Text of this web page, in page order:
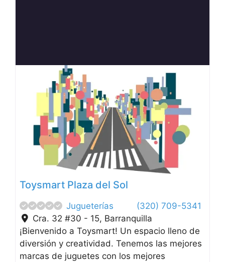
Anterior
Toysmart Plaza del Sol
(320) 709-5341
Jugueterías
Cra. 32 #30 - 15, Barranquilla
¡Bienvenido a Toysmart! Un espacio lleno de
diversión y creatividad. Tenemos las mejores
marcas de juguetes con los mejores